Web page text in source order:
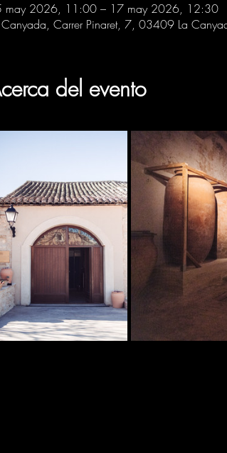
may 2026, 11:00 – 17 may 2026, 12:30
Canyada, Carrer Pinaret, 7, 03409 La
del evento